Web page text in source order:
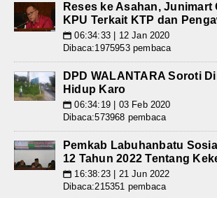
Reses ke Asahan, Junimart
KPU Terkait KTP dan
📅 06:34:33 | 12 Jan 2020
Dibaca:1975953 pembaca
DPD WALANTARA Soroti
Hidup Karo
📅 06:34:19 | 03 Feb 2020
Dibaca:573968 pembaca
Pemkab Labuhanbatu
12 Tahun 2022 Tentang
📅 16:38:23 | 21 Jun 2022
Dibaca:215351 pembaca